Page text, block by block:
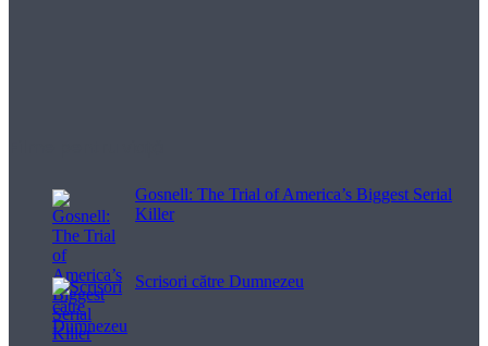
Gosnell: The Trial of America’s Biggest Serial
Killer
Scrisori către Dumnezeu